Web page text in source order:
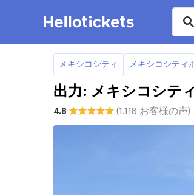
メキシコシティ メキシコシティ
出力: メキシコシテ
4.8 (1.118 お客様の声)